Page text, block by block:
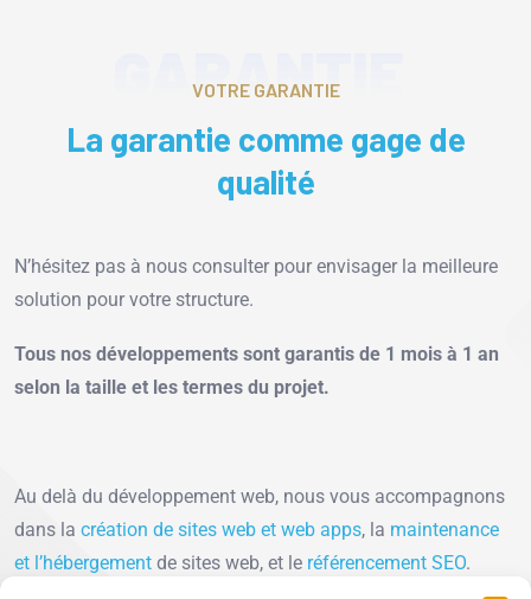
GARANTIE
VOTRE GARANTIE
La garantie comme gage de
qualité
N’hésitez pas à nous consulter pour envisager la meilleure
solution pour votre structure.
Tous nos développements sont garantis de 1 mois à 1 an
selon la taille et les termes du projet.
Au delà du développement web, nous vous accompagnons
dans la création de sites web et web apps, la maintenance
et l’hébergement de sites web, et le référencement SEO.